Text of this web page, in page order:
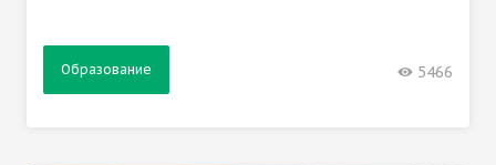
Образование 5466